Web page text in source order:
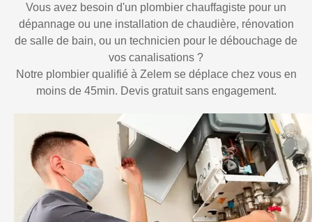
Vous avez besoin d'un plombier chauffagiste pour un
dépannage ou une installation de chaudière, rénovation
de salle de bain, ou un technicien pour le débouchage de
vos canalisations ?
Notre plombier qualifié à Zelem se déplace chez vous en
moins de 45min. Devis gratuit sans engagement.